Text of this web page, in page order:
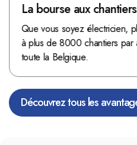
La bourse aux
véritable mine d'or !
Que vous soyez électricien,
à plus de 8000 chantiers par
toute la Belgique.
Découvrez tous les